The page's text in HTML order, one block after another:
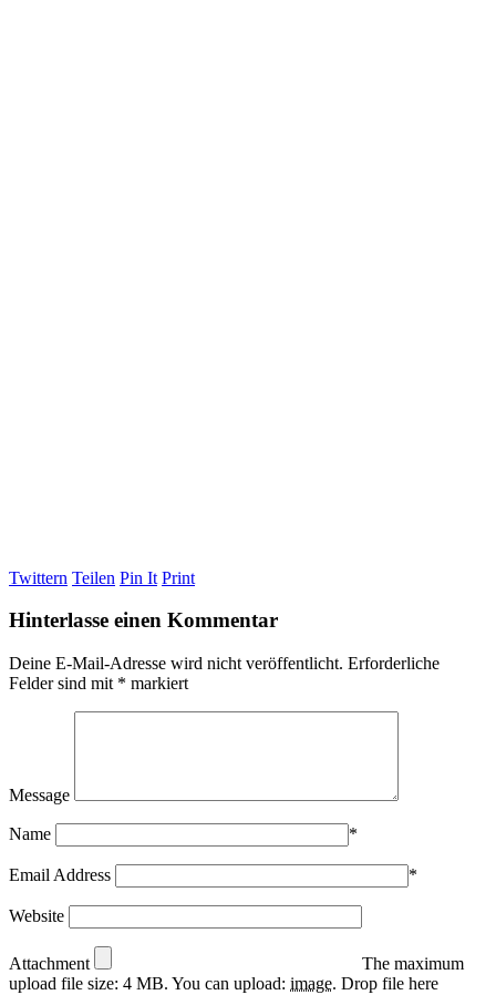
Twittern Teilen Pin It Print
Hinterlasse einen Kommentar
Deine E-Mail-Adresse wird nicht veröffentlicht. Erforderliche
Felder sind mit * markiert
Message
Name *
Email Address *
Website
Attachment
The maximum
upload file size: 4 MB. You can upload: image. Drop file here